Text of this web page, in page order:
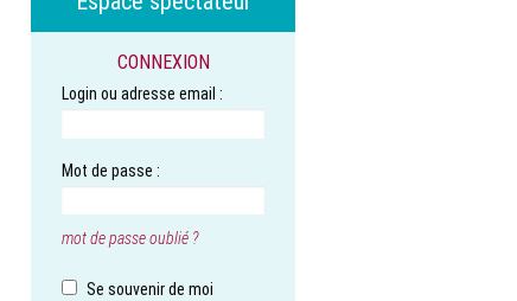
CONNEXION
Login ou adresse email :
Mot de passe :
mot de passe oublié ?
Se souvenir de moi